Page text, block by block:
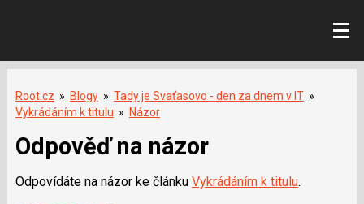
Root.cz » Blogy » Tady je Svaťasovo - den za dnem v IT »
Vykrádáním k titulu » Názor
Odpověď na názor
Odpovídáte na názor ke článku Vykrádáním k titulu.